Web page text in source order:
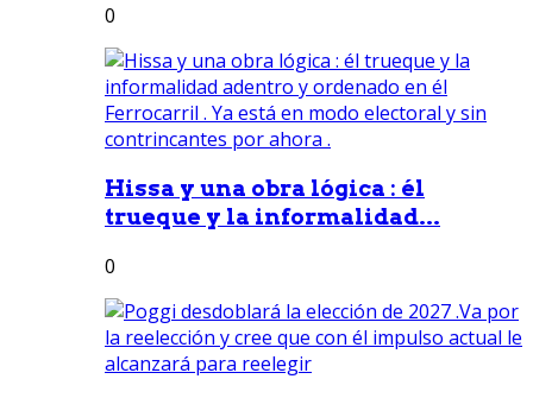
0
Hissa y una obra lógica : él
trueque y la informalidad...
0